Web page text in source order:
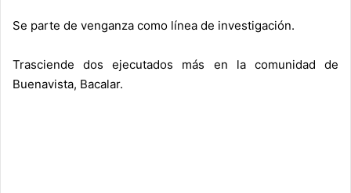
Se parte de venganza como línea de investigación.
Trasciende dos ejecutados más en la comunidad de
Buenavista, Bacalar.